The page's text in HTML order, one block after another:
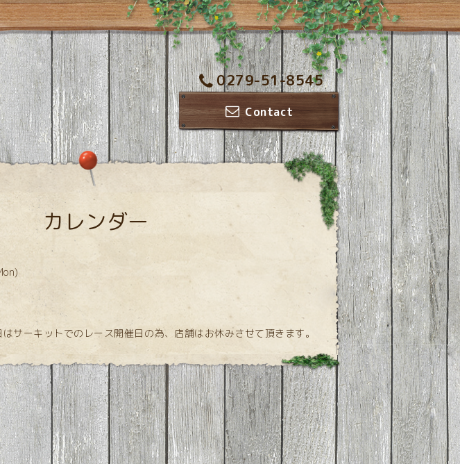
0279-51-8545
Contact
カレンダー
ーキットでのレース開催日の為、店舗はお休みさせて頂きます。